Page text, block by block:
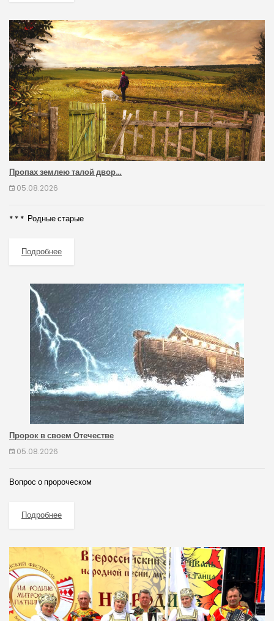
Пропах землею талой двор…
05.08.2026
* * * Родные старые
Подробнее
Пророк в своем Отечестве
05.08.2026
Вопрос о пророческом
Подробнее